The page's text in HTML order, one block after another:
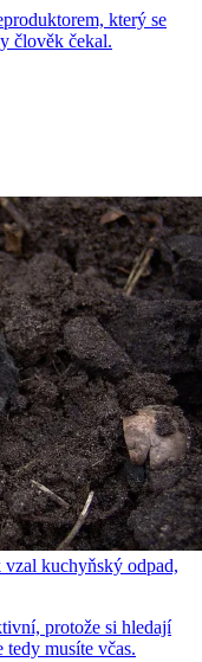
který se
člověk čekal.
kuchyňský odpad,
protože si hledají
musíte včas.